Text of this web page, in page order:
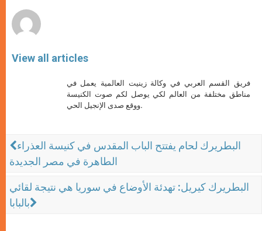
View all articles
فريق القسم العربي في وكالة زينيت العالمية يعمل في
مناطق مختلفة من العالم لكي يوصل لكم صوت الكنيسة
ووقع صدى الإنجيل الحي.
البطريرك لحام يفتتح الباب المقدس في كنيسة العذراء
الطاهرة في مصر الجديدة
البطريرك كيريل: تهدئة الأوضاع في سوريا هي نتيجة لقائي
بالبابا